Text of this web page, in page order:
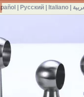
Русский| Italiano|